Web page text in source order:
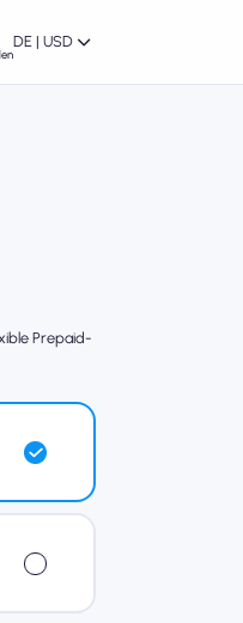
DE | USD
Prepaid-